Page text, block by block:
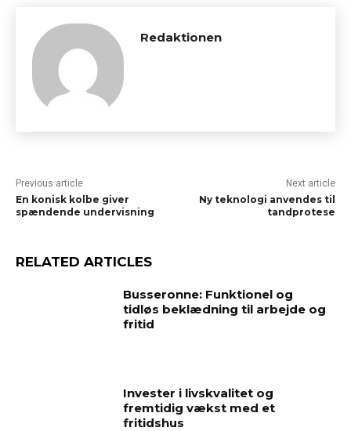
Redaktionen
Previous article
En konisk kolbe giver
spændende undervisning
Next article
Ny teknologi anvendes til
tandprotese
RELATED ARTICLES
Busseronne: Funktionel og
tidløs beklædning til arbejde og
fritid
Invester i livskvalitet og
fremtidig vækst med et
fritidshus